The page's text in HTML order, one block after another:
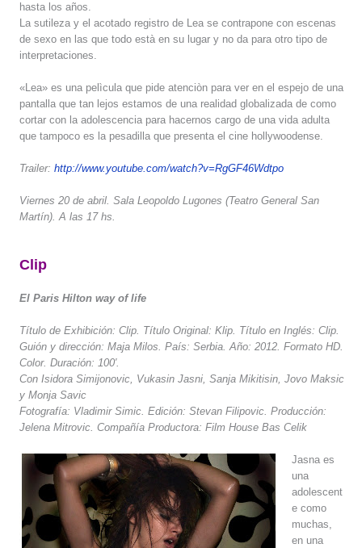
hasta los años.
La sutileza y el acotado registro de Lea se contrapone con escenas
de sexo en las que todo està en su lugar y no da para otro tipo de
interpretaciones.
«Lea» es una pelìcula que pide atenciòn para ver en el espejo de una
pantalla que tan lejos estamos de una realidad globalizada de como
cortar con la adolescencia para hacernos cargo de una vida adulta
que tampoco es la pesadilla que presenta el cine hollywoodense.
Trailer: http://www.youtube.com/watch?v=RgGF46Wdtpo
Viernes 20 de abril. Sala Leopoldo Lugones (Teatro General San
Martín). A las 17 hs.
Clip
El Paris Hilton way of life
Título de Exhibición: Clip. Título Original: Klip. Título en Inglés: Clip.
Guión y dirección: Maja Milos. País: Serbia. Año: 2012. Formato HD.
Color. Duración: 100′.
Con Isidora Simijonovic, Vukasin Jasni, Sanja Mikitisin, Jovo Maksic
y Monja Savic
Fotografía: Vladimir Simic. Edición: Stevan Filipovic. Producción:
Jelena Mitrovic. Compañía Productora: Film House Bas Celik
Jasna es
una
adolescent
e como
muchas,
en una